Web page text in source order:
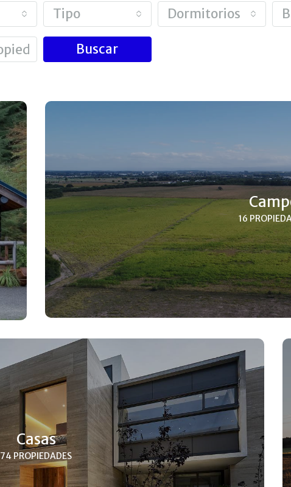
Tipo Dormitorios
Buscar
16
Casas
74 PROPIEDADES